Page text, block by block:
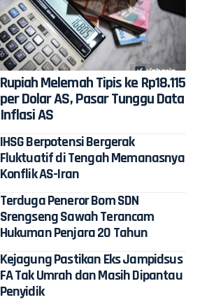
Rupiah Melemah Tipis ke Rp18.115
per Dolar AS, Pasar Tunggu Data
Inflasi AS
IHSG Berpotensi Bergerak
Fluktuatif di Tengah Memanasnya
Konflik AS-Iran
Terduga Peneror Bom SDN
Srengseng Sawah Terancam
Hukuman Penjara 20 Tahun
Kejagung Pastikan Eks Jampidsus
FA Tak Umrah dan Masih Dipantau
Penyidik